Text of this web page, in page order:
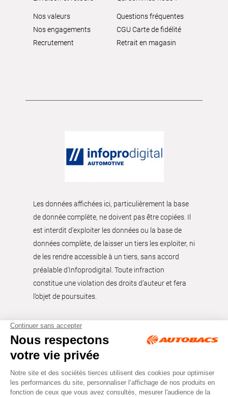
Nos valeurs
Nos engagements
Recrutement
Questions fréquentes
CGU Carte de fidélité
Retrait en magasin
Les données affichées ici, particulièrement la base
de donnée complète, ne doivent pas être copiées. Il
est interdit d’exploiter les données ou la base de
données complète, de laisser un tiers les exploiter, ni
de les rendre accessible à un tiers, sans accord
préalable d'Infoprodigital. Toute infraction
constitue une violation des droits d’auteur et fera
l’objet de poursuites.